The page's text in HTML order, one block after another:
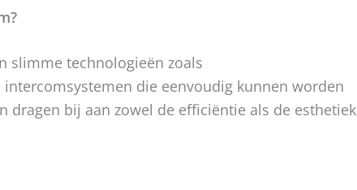
slimme technologieën zoals
die eenvoudig kunnen worden
dragen bij aan zowel de efficiëntie als de esthetiek